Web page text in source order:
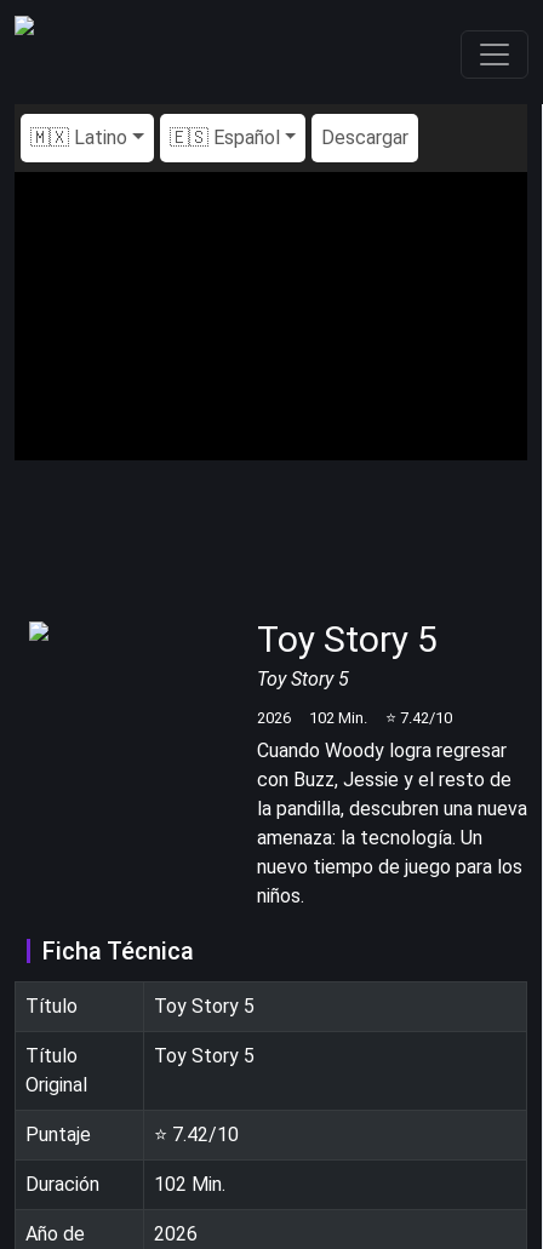
🇲🇽 Latino 🇪🇸 Español Descargar
Toy Story 5
Toy Story 5
2026 102 Min. ⭐ 7.42/10
Cuando Woody logra regresar
con Buzz, Jessie y el resto de
la pandilla, descubren una nueva
amenaza: la tecnología. Un
nuevo tiempo de juego para los
niños.
Ficha Técnica
Título Toy Story 5
Título
Original
Toy Story 5
Puntaje ⭐ 7.42/10
Duración 102 Min.
Año de
2026